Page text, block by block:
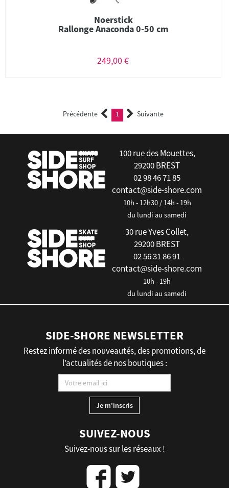
Noerstick
Rallonge Anaconda 0-50 cm
249,00 €
Précédente 1 (current)Suivante
100 rue des Mouettes,
29200 BREST
02 98 46 71 85
contact@side-shore.com
10h - 12h30 / 14h - 19h
du lundi au samedi
30 rue Yves Collet,
29200 BREST
02 56 31 86 91
contact@side-shore.com
10h - 19h
du lundi au samedi
SIDE-SHORE NEWSLETTER
Restez informé des nouveautés, des promotions, de
l’actualités de nos boutiques :
SUIVEZ-NOUS
Suivez-nous sur les réseaux !